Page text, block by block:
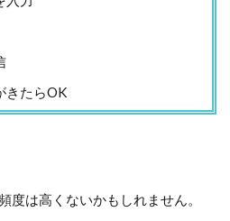
きたらOK
度は高くないかもしれません。